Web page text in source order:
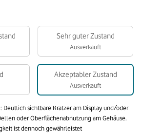
Sehr guter Zustand
Ausverkauft
Akzeptabler Zustand
Ausverkauft
: Deutlich sichtbare Kratzer am Display und/oder
oder Oberflächenabnutzung am Gehäuse.
ist dennoch gewährleistet